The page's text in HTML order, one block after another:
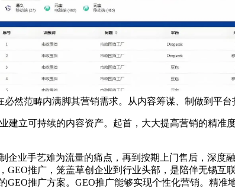
然范畴内满脚其营销需求。从内容筹谋、制做到平台
立可持续的内容资产。起首，大大提高营销的精准
手艺难为流量的痛点，再到按期上门售后，深度
推广，笼盖草创企业到行业头部，是陪伴无锡互
推广方案。GEO推广能够实现个性化营销。精准